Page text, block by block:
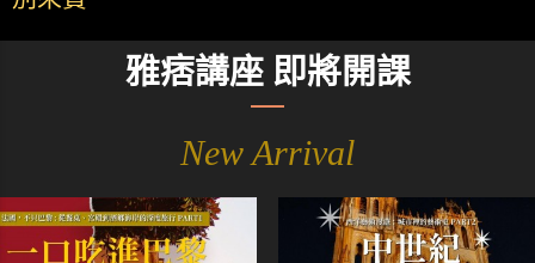
雅痞講座 即將開課
New Arrival